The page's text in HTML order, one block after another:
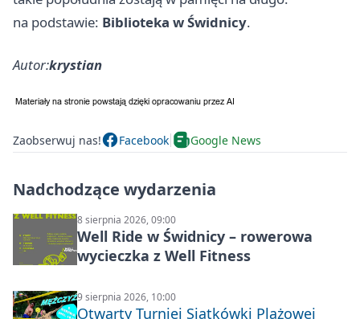
na podstawie: Biblioteka w Świdnicy.
Autor:krystian
Zaobserwuj nas! Facebook Google News
Nadchodzące wydarzenia
8 sierpnia 2026, 09:00
Well Ride w Świdnicy – rowerowa
wycieczka z Well Fitness
9 sierpnia 2026, 10:00
Otwarty Turniej Siatkówki Plażowej